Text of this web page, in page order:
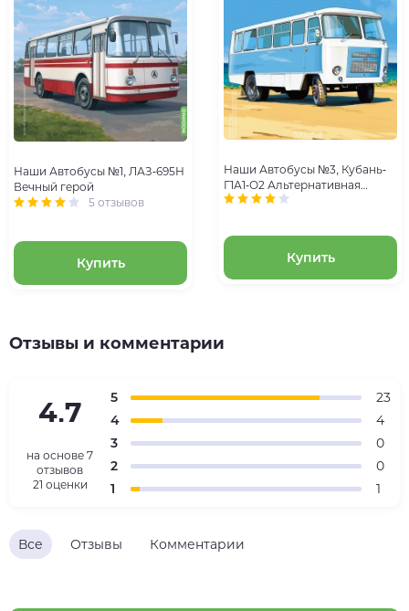
Наши Автобусы №1, ЛАЗ-695Н
Вечный герой
5 отзывов
Купить
Наши Автобусы №3, Кубань-
Г1А1-О2 Альтернативная
реальность
Купить
Отзывы и комментарии
Все Отзывы Комментарии
4.7
на основе 7
отзывов
21 оценки
5
23
4
4
3
0
2
0
1
1